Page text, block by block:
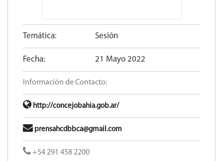
Temática: Sesión
Fecha: 21 Mayo 2022
Información de Contacto:
http://concejobahia.gob.ar/
prensahcdbbca@gmail.com
+54 291 458 2200